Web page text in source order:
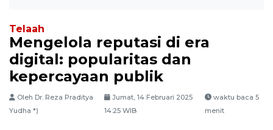
Telaah
Mengelola reputasi di era
digital: popularitas dan
kepercayaan publik
Oleh Dr. Reza Praditya
Yudha *)
Jumat, 14 Februari 2025
14:25 WIB
waktu baca 5
menit